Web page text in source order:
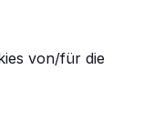
von/für die